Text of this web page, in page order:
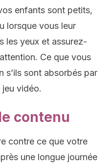
enfants sont petits,
lorsque vous leur
les yeux et assurez-
Ce que vous
s’ils sont absorbés par
jeu vidéo.
contenu
contre ce que votre
une longue journée